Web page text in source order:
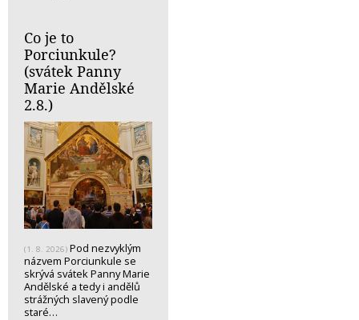
Co je to
Porciunkule?
(svátek Panny
Marie Andělské
2.8.)
(1. 8. 2026) Pod nezvyklým
názvem Porciunkule se
skrývá svátek Panny Marie
Andělské a tedy i andělů
strážných slavený podle
staré…